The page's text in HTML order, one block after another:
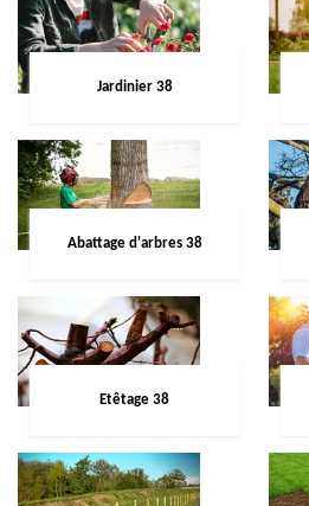
Jardinier 38
Abattage d'arbres 38
Etêtage 38